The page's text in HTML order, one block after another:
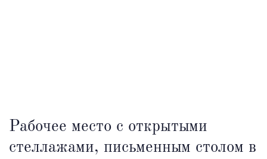
Рабочее место с открытыми
стеллажами, письменным столом в